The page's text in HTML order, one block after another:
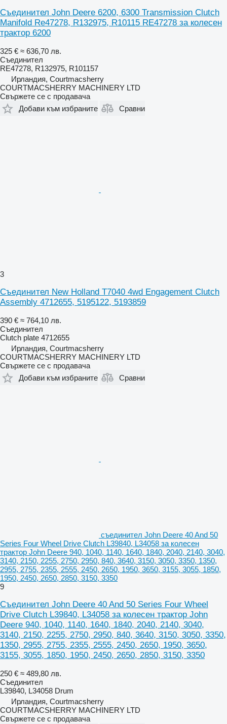
Съединител John Deere 6200, 6300 Transmission Clutch
Manifold Re47278, R132975, R10115 RE47278 за колесен
трактор 6200
325 € ≈ 636,70 лв.
Съединител
RE47278, R132975, R101157
Ирландия, Courtmacsherry
COURTMACSHERRY MACHINERY LTD
Свържете се с продавача
Добави към избраните
Сравни
3
Съединител New Holland T7040 4wd Engagement Clutch
Assembly 4712655, 5195122, 5193859
390 € ≈ 764,10 лв.
Съединител
Clutch plate 4712655
Ирландия, Courtmacsherry
COURTMACSHERRY MACHINERY LTD
Свържете се с продавача
Добави към избраните
Сравни
съединител John Deere 40 And 50
Series Four Wheel Drive Clutch L39840, L34058 за колесен
трактор John Deere 940, 1040, 1140, 1640, 1840, 2040, 2140, 3040,
3140, 2150, 2255, 2750, 2950, 840, 3640, 3150, 3050, 3350, 1350,
2955, 2755, 2355, 2555, 2450, 2650, 1950, 3650, 3155, 3055, 1850,
1950, 2450, 2650, 2850, 3150, 3350
9
Съединител John Deere 40 And 50 Series Four Wheel
Drive Clutch L39840, L34058 за колесен трактор John
Deere 940, 1040, 1140, 1640, 1840, 2040, 2140, 3040,
3140, 2150, 2255, 2750, 2950, 840, 3640, 3150, 3050, 3350,
1350, 2955, 2755, 2355, 2555, 2450, 2650, 1950, 3650,
3155, 3055, 1850, 1950, 2450, 2650, 2850, 3150, 3350
250 € ≈ 489,80 лв.
Съединител
L39840, L34058 Drum
Ирландия, Courtmacsherry
COURTMACSHERRY MACHINERY LTD
Свържете се с продавача